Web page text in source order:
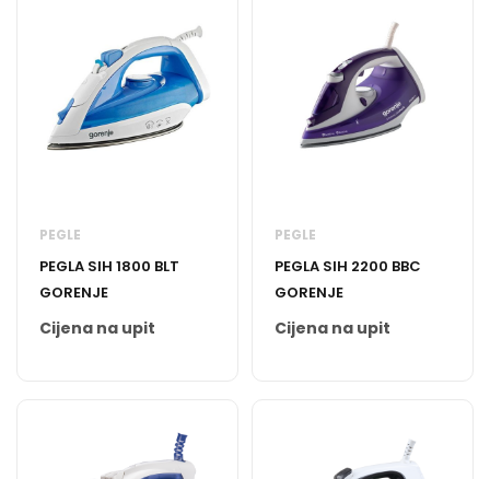
PEGLE
PEGLA SIH 1800 BLT
GORENJE
Cijena na upit
PEGLE
PEGLA SIH 2200 BBC
GORENJE
Cijena na upit